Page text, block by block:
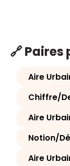
🔗
Aire
Chiffre/
Aire
Notion/
Aire